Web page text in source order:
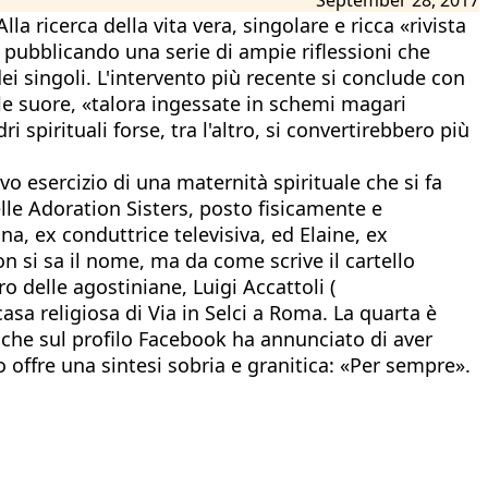
ricerca della vita vera, singolare e ricca «rivista
una serie di ampie riflessioni che
singoli. L'intervento più recente si conclude con
suore, «talora ingessate in schemi magari
spirituali forse, tra l'altro, si convertirebbero più
esercizio di una maternità spirituale che si fa
Adoration Sisters, posto fisicamente e
ex conduttrice televisiva, ed Elaine, ex
si sa il nome, ma da come scrive il cartello
delle agostiniane, Luigi Accattoli (
religiosa di Via in Selci a Roma. La quarta è
sul profilo Facebook ha annunciato di aver
una sintesi sobria e granitica: «Per sempre».